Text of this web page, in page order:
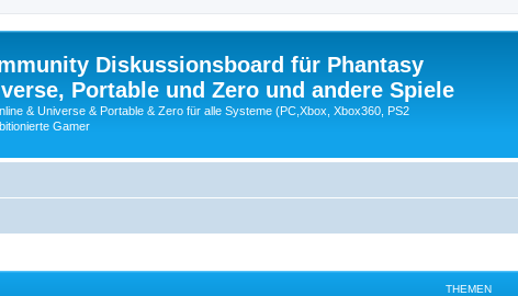
Diskussionsboard für Phantasy
Portable und Zero und andere Spiele
& Universe & Portable & Zero für alle Systeme (PC,Xbox, Xbox360, PS2
Gamer
THEMEN